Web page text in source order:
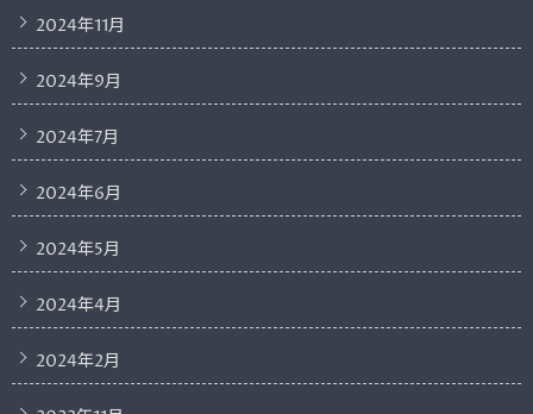
2024年11月
2024年9月
2024年7月
2024年6月
2024年5月
2024年4月
2024年2月